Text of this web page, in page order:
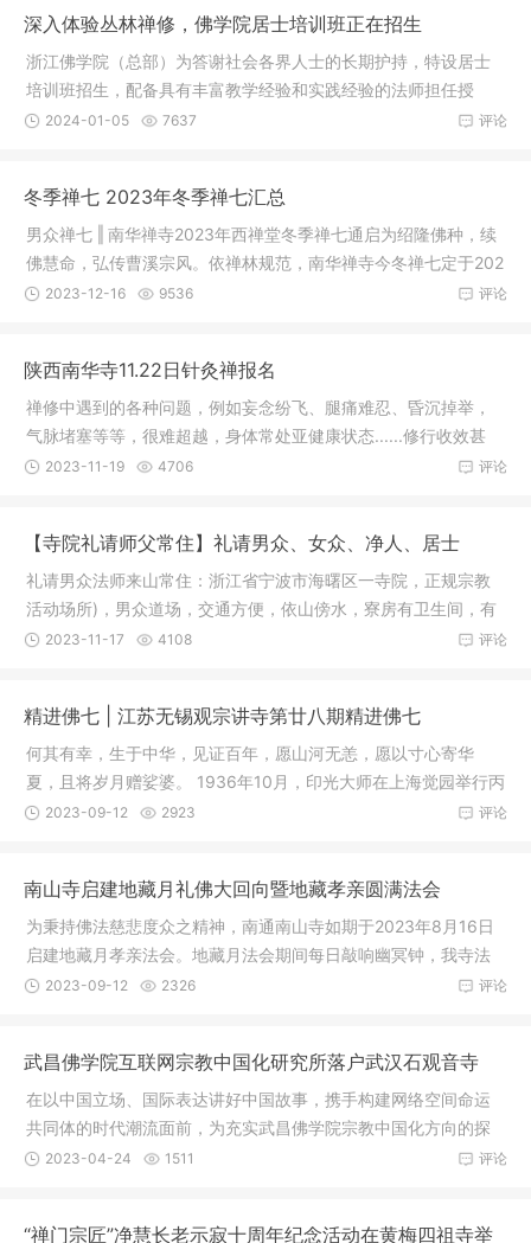
深入体验丛林禅修，佛学院居士培训班正在招生
浙江佛学院（总部）为答谢社会各界人士的长期护持，特设居士
培训班招生，配备具有丰富教学经验和实践经验的法师担任授
课，以增强
评论
2024-01-05 7637
冬季禅七 2023年冬季禅七汇总
男众禅七 ‖ 南华禅寺2023年西禅堂冬季禅七通启为绍隆佛种，续
佛慧命，弘传曹溪宗风。依禅林规范，南华禅寺今冬禅七定于202
3年12
评论
2023-12-16 9536
陕西南华寺11.22日针灸禅报名
禅修中遇到的各种问题，例如妄念纷飞、腿痛难忍、昏沉掉举，
气脉堵塞等等，很难超越，身体常处亚健康状态......修行收效甚
微，如
评论
2023-11-19 4706
【寺院礼请师父常住】礼请男众、女众、净人、居士
礼请男众法师来山常住：浙江省宁波市海曙区一寺院，正规宗教
活动场所)，男众道场，交通方便，依山傍水，寮房有卫生间，有
网络。
评论
2023-11-17 4108
精进佛七 | 江苏无锡观宗讲寺第廿八期精进佛七
何其有幸，生于中华，见证百年，愿山河无恙，愿以寸心寄华
夏，且将岁月赠娑婆。 1936年10月，印光大师在上海觉园举行丙
子护国息
评论
2023-09-12 2923
南山寺启建地藏月礼佛大回向暨地藏孝亲圆满法会
为秉持佛法慈悲度众之精神，南通南山寺如期于2023年8月16日
启建地藏月孝亲法会。地藏月法会期间每日敲响幽冥钟，我寺法
师领众礼
评论
2023-09-12 2326
武昌佛学院互联网宗教中国化研究所落户武汉石观音寺
在以中国立场、国际表达讲好中国故事，携手构建网络空间命运
共同体的时代潮流面前，为充实武昌佛学院宗教中国化方向的探
索和研究
评论
2023-04-24 1511
“禅门宗匠”净慧长老示寂十周年纪念活动在黄梅四祖寺举